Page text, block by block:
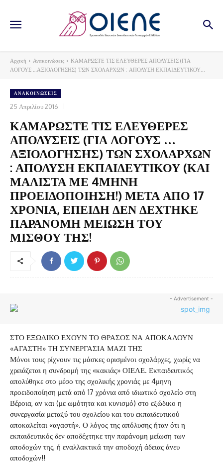
Αρχική Ανακοινώσεις
ΚΑΜΑΡΩΣΤΕ ΤΙΣ ΕΛΕΥΘΕΡΕΣ ΑΠΟΛΥΣΕΙΣ (ΓΙΑ
ΛΟΓΟΥΣ …ΑΞΙΟΛΟΓΗΣΗΣ) ΤΩΝ ΣΧΟΛΑΡΧΩΝ : ΑΠΟΛΥΣΗ ΕΚΠΑΙΔΕΥΤΙΚΟΥ...
ΑΝΑΚΟΙΝΏΣΕΙΣ
25 Απριλίου 2016
ΚΑΜΑΡΩΣΤΕ ΤΙΣ ΕΛΕΥΘΕΡΕΣ
ΑΠΟΛΥΣΕΙΣ (ΓΙΑ ΛΟΓΟΥΣ …
ΑΞΙΟΛΟΓΗΣΗΣ) ΤΩΝ ΣΧΟΛΑΡΧΩΝ
: ΑΠΟΛΥΣΗ ΕΚΠΑΙΔΕΥΤΙΚΟΥ (ΚΑΙ
ΜΑΛΙΣΤΑ ΜΕ 4ΜΗΝΗ
ΠΡΟΕΙΔΟΠΟΙΗΣΗ!) ΜΕΤΑ ΑΠΟ 17
ΧΡΟΝΙΑ, ΕΠΕΙΔΗ ΔΕΝ ΔΕΧΤΗΚΕ
ΠΑΡΑΝΟΜΗ ΜΕΙΩΣΗ ΤΟΥ
ΜΙΣΘΟΥ ΤΗΣ!
- Advertisement -
ΣΤΟ ΕΞΩΔΙΚΟ ΕΧΟΥΝ ΤΟ ΘΡΑΣΟΣ ΝΑ ΑΠΟΚΑΛΟΥΝ
«ΑΓΑΣΤΗ» ΤΗ ΣΥΝΕΡΓΑΣΙΑ ΜΑΖΙ ΤΗΣ
Μόνοι τους ρίχνουν τις μάσκες ορισμένοι σχολάρχες, χωρίς να
χρειάζεται η συνδρομή της «κακιάς» ΟΙΕΛΕ. Εκπαιδευτικός
απολύθηκε στο μέσο της σχολικής χρονιάς με 4μηνη
προειδοποίηση μετά από 17 χρόνια από ιδιωτικό σχολείο στη
Βέροια, αν και (με ωμότητα και κυνισμό) στο εξώδικο η
συνεργασία μεταξύ του σχολείου και του εκπαιδευτικού
αποκαλείται «αγαστή». Ο λόγος της απόλυσης ήταν ότι η
εκπαιδευτικός δεν αποδέχτηκε την παράνομη μείωση των
αποδοχών της, ή εναλλακτικά την αποδοχή άδειας άνευ
αποδοχών!!